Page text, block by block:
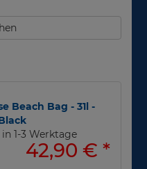
Beach Bag - 31l -
1-3 Werktage
42,90 € *